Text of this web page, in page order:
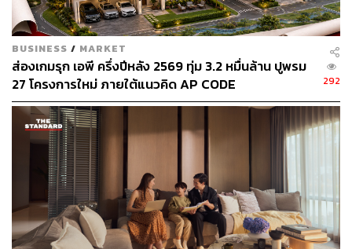
อยากเปลี่ยนโลก
“ตอนเด็กมารีญาเป็นคนกลัวธรรมชาติมาก กลัวแมลง กลัว
ทุกอย่างที่เร็วกว่าเรา”
ชีวิตในต่างประเทศทำให้เธอเริ่มคุ้นเคยกับการใช้ชีวิตกลาง
แจ้ง เดินไปโรงเรียน ขี่จักรยาน นอนเล่นบนสนามหญ้า ดื่มน้ำ
จากก๊อก และใช้ชีวิตใกล้ธรรมชาติแบบที่หลายประเทศมอง
เป็นเรื่องปกติ แต่เมื่อกลับมาเมืองไทย เธอกลับเริ่มตั้งคำถาม
ว่า ทำไมประเทศที่อุดมสมบูรณ์ขนาดนี้ ผู้คนกลับต้องใช้ชีวิต
ท่ามกลางมลพิษ อากาศแย่ และความไม่มั่นคงด้านคุณภาพ
ชีวิต
BUSINESS / MARKET
ส่องเกมรุก เอพี ครึ่งปีหลัง 2569 ทุ่ม 3.2 หมื่นล้าน ปูพรม
27 โครงการใหม่ ภายใต้แนวคิด AP CODE
[Advertorial]
292